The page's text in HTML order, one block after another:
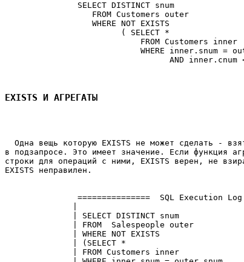
               SELECT DISTINCT snum
                  FROM Customers outer
                  WHERE NOT EXISTS
                        ( SELECT *
                            FROM Customers inner
WHERE inner.snum =
AND inner.cnum
EXISTS И АГРЕГАТЫ
Одна вещь которую EXISTS не может сделать -
в подзапросе. Это имеет значение. Если функция
строки для операций с ними, EXISTS верен, не
EXISTS неправилен.
===============  SQL Execution
| SELECT DISTINCT snum
| FROM  Salespeople outer
| WHERE NOT EXISTS
| (SELECT *
| FROM Customers inner